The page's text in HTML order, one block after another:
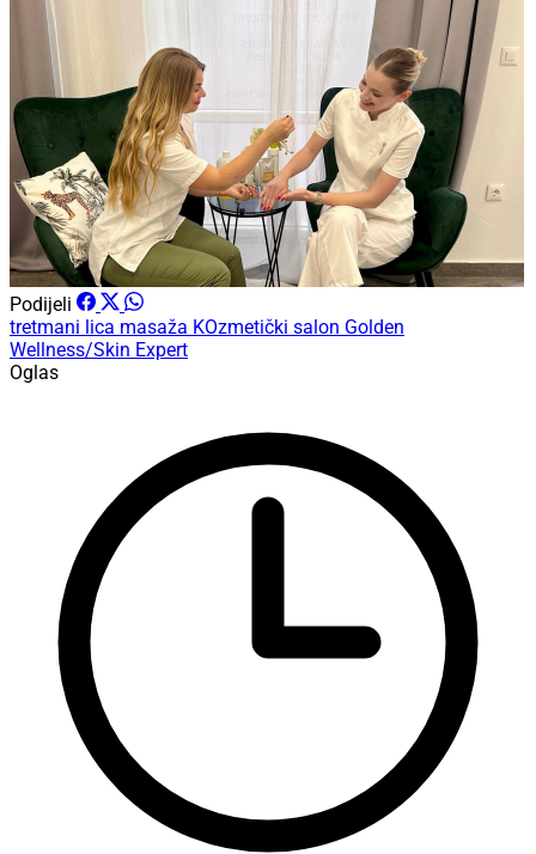
Podijeli
tretmani lica masaža KOzmetički salon Golden
Wellness/Skin Expert
Oglas